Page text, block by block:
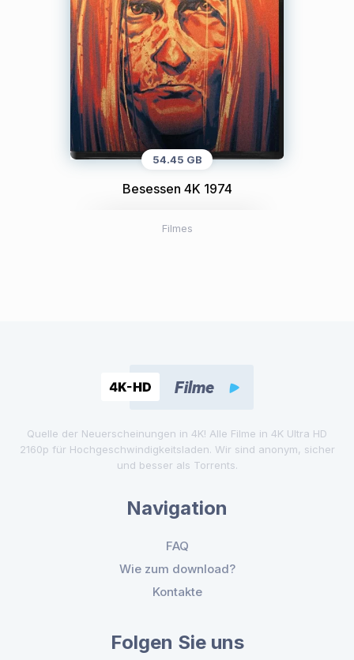
54.45 GB
Besessen 4K 1974
Filmes
Quelle der Neuerscheinungen in 4K! Alle Filme in 4K Ultra HD
2160p für Hochgeschwindigkeitsladen. Wir sind anonym, sicher
und besser als Torrents.
Navigation
FAQ
Wie zum download?
Kontakte
Folgen Sie uns